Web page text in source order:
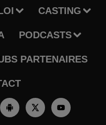
CASTING
PODCASTS
PARTENAIRES